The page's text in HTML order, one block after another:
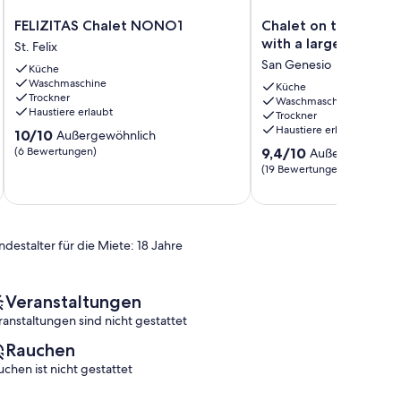
FELIZITAS
Chalet
NONO1
St.
Felix
FELIZITAS Chalet NONO1
St. Felix
Küche
Waschmaschine
Trockner
Haustiere erlaubt
10.0
von
10/10 Außergewöhnlich
(6 Bewertungen)
Chalet
on
edge
of
the
forest
with
a
large
front
Chalet on the edge
with a large glass
San Genesio
Küche
Waschmaschine
Trockner
Haustiere erlaubt
9.4
von
Außergewöhnlich,
9,4/10
(19 Bewertungen)
für die Miete: 18 Jahre
Veranstaltungen
sind nicht gestattet
Rauchen
ist nicht gestattet